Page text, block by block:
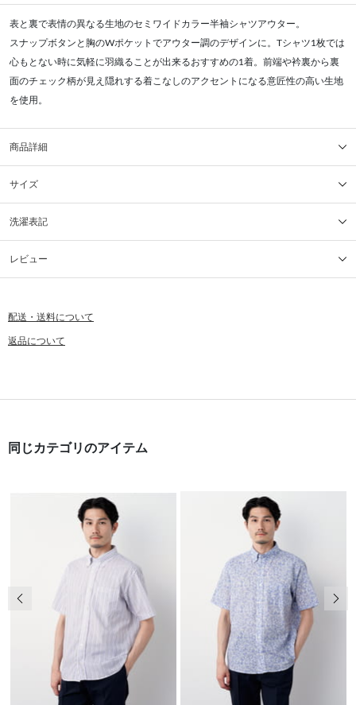
表と裏で表情の異なる生地のセミワイドカラー半袖シャツアウター。
スナップボタンと胸のWポケットでアウター調のデザインに。Tシャツ1枚では
心もとない時に気軽に羽織ることが出来るおすすめの1着。前端や衿裏から裏
面のチェック柄が見え隠れする着こなしのアクセントになる意匠性の高い生地
を使用。
商品詳細
サイズ
洗濯表記
レビュー
配送・送料について
返品について
同じカテゴリのアイテム
前の画像